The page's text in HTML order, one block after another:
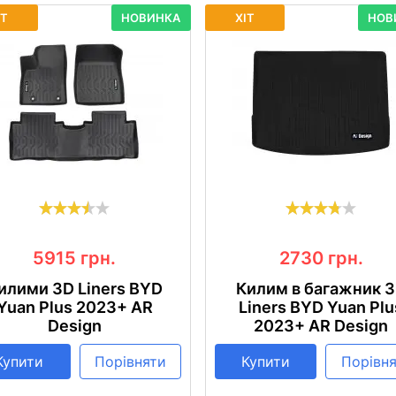
НОВИНКА
5915 грн.
3D Liners BYD
Plus 2023+ AR
Design
Порівняти
ХІТ
2730 грн.
Килим в багажник
Liners BYD Yuan
2023+ AR Design
Купити